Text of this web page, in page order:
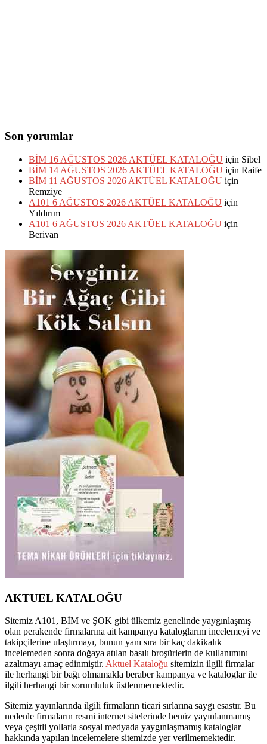
Son yorumlar
BİM 16 AĞUSTOS 2026 AKTÜEL KATALOĞU için Sibel
BİM 14 AĞUSTOS 2026 AKTÜEL KATALOĞU için Raife
BİM 11 AĞUSTOS 2026 AKTÜEL KATALOĞU için
Remziye
A101 6 AĞUSTOS 2026 AKTÜEL KATALOĞU için
Yıldırım
A101 6 AĞUSTOS 2026 AKTÜEL KATALOĞU için
Berivan
AKTUEL KATALOĞU
Sitemiz A101, BİM ve ŞOK gibi ülkemiz genelinde yaygınlaşmış
olan perakende firmalarına ait kampanya kataloglarını incelemeyi ve
takipçilerine ulaştırmayı, bunun yanı sıra bir kaç dakikalık
incelemeden sonra doğaya atılan basılı broşürlerin de kullanımını
azaltmayı amaç edinmiştir. Aktuel Kataloğu sitemizin ilgili firmalar
ile herhangi bir bağı olmamakla beraber kampanya ve kataloglar ile
ilgili herhangi bir sorumluluk üstlenmemektedir.
Sitemiz yayınlarında ilgili firmaların ticari sırlarına saygı esastır. Bu
nedenle firmaların resmi internet sitelerinde henüz yayınlanmamış
veya çeşitli yollarla sosyal medyada yaygınlaşmamış kataloglar
hakkında yapılan incelemelere sitemizde yer verilmemektedir.